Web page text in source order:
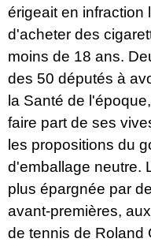
érigeait en infraction
d'acheter des
moins de 18 ans.
des 50 députés à
la Santé de
faire part de ses
les propositions du
d'emballage neutre.
plus épargnée par
avant-premières,
de tennis de Roland